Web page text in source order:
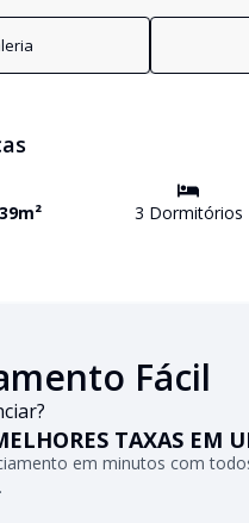
m² 3 Dormitórios
Fácil
TAXAS EM
em minutos com